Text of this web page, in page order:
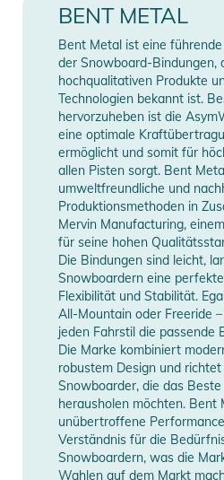
CHANNEL)
Sicherheitshinweise
Gebrauchsanweisungen,
finden Sie direkt am Produkt.
Bindungs-Typ
Manufacturer
Information
BENT METAL
Bent Metal ist eine
der Snowboard-Bindungen,
hochqualitativen Produkte
Technologien bekannt ist.
hervorzuheben ist die
eine optimale
ermöglicht und somit für
allen Pisten sorgt. Bent
umweltfreundliche und
Produktionsmethoden in
Mervin Manufacturing,
für seine hohen
Die Bindungen sind leicht,
Snowboardern eine
Flexibilität und Stabilität.
All-Mountain oder Freeride
jeden Fahrstil die passende
Die Marke kombiniert
robustem Design und
Snowboarder, die das
herausholen möchten. Bent
unübertroffene
Verständnis für die
Snowboardern, was die
Wahlen auf dem Markt